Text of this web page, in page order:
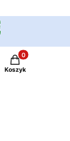
Produkty w
Koszyk